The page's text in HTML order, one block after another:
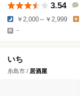
3.54
￥2,000～￥2,999
-
いち
糸島市 / 居酒屋